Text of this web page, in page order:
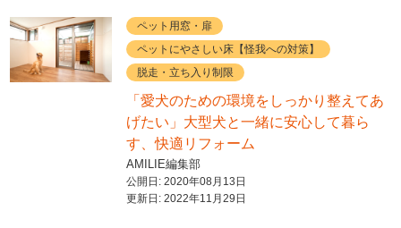
ペット用窓・扉
ペットにやさしい床【怪我への対策】
脱走・立ち入り制限
「愛犬のための環境をしっかり整えてあ
げたい」大型犬と一緒に安心して暮ら
す、快適リフォーム
AMILIE編集部
公開日: 2020年08月13日
更新日: 2022年11月29日